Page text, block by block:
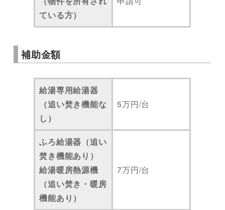
ている方）
補助金額
給湯専用給湯器
（追い焚き機能な
し）
5万円/台
ふろ給湯器（追い
焚き機能あり）
給湯暖房熱源機
（追い焚き・暖房
機能あり）
7万円/台